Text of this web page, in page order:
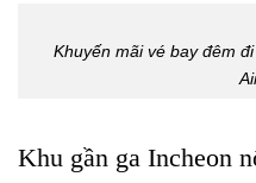
Khuyến mãi vé bay đêm
Khu gần ga Incheon